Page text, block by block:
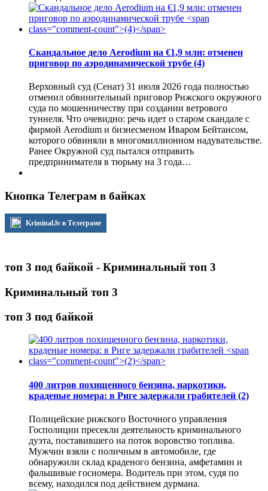
Скандальное дело Aerodium на €1,9 млн: отменен
приговор по аэродинамической трубе (4)
Верховный суд (Сенат) 31 июля 2026 года полностью
отменил обвинительный приговор Рижского окружного
суда по мошенничеству при создании ветрового
туннеля. Что очевидно: речь идет о старом скандале с
фирмой Aerodium и бизнесменом Иваром Бейтансом,
которого обвиняли в многомиллионном надувательстве.
Ранее Окружной суд пытался отправить
предпринимателя в тюрьму на 3 года…
Кнопка Телеграм в байках
Kriminal.lv в Телеграме
топ 3 под байкой - Криминальный топ 3
Криминальный топ 3
топ 3 под байкой
400 литров похищенного бензина, наркотики,
краденые номера: в Риге задержали грабителей (2)
Полицейские рижского Восточного управления
Госполиции пресекли деятельность криминального
дуэта, поставившего на поток воровство топлива.
Мужчин взяли с поличным в автомобиле, где
обнаружили склад краденого бензина, амфетамин и
фальшивые госномера. Водитель при этом, судя по
всему, находился под действием дурмана.